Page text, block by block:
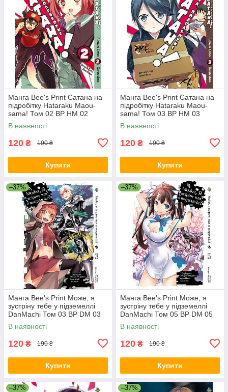
Манга Bee's Print Сатана на
підробітку Hataraku Maou-
sama! Том 02 ВР HM 02
В наявності
120 ₴ 190 ₴
Купити
Манга Bee's Print Сатана на
підробітку Hataraku Maou-
sama! Том 03 ВР HM 03
В наявності
120 ₴ 190 ₴
Купити
–37%
Манга Bee's Print Може, я
зустріну тебе у підземеллі
DanMachi Том 03 BP DM 03
В наявності
120 ₴ 190 ₴
Купити
–37%
Манга Bee's Print Може, я
зустріну тебе у підземеллі
DanMachi Том 05 BP DM 05
В наявності
120 ₴ 190 ₴
Купити
–37% –37%